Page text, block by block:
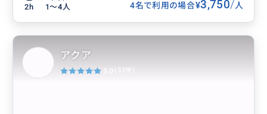
2h 1〜4人 4名で利用の場合¥3,750/人
アクア
5.0 (37件)